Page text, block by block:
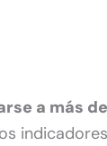
a más